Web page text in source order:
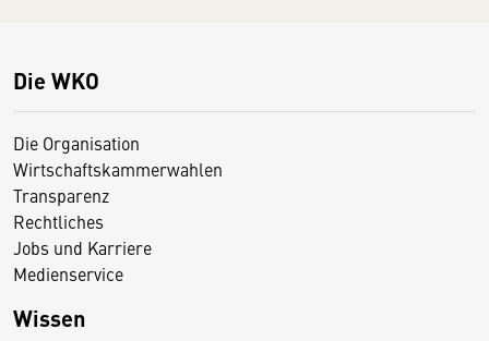
Die WKO
Die Organisation
Wirtschaftskammerwahlen
Transparenz
Rechtliches
Jobs und Karriere
Medienservice
Wissen